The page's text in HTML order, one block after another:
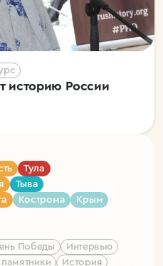
историю России
Тула
Тыва
Кострома
Крым
Победы
Интервью
История